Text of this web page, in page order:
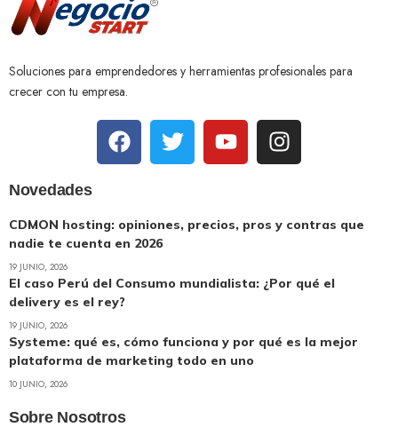
Soluciones para emprendedores y herramientas profesionales para
crecer con tu empresa.
Novedades
CDMON hosting: opiniones, precios, pros y contras que
nadie te cuenta en 2026
19 JUNIO, 2026
El caso Perú del Consumo mundialista: ¿Por qué el
delivery es el rey?
19 JUNIO, 2026
Systeme: qué es, cómo funciona y por qué es la mejor
plataforma de marketing todo en uno
10 JUNIO, 2026
Sobre Nosotros